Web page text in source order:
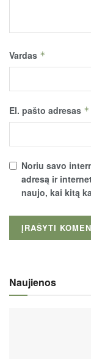
Vardas *
El. pašto adresas *
Noriu savo
adresą ir
naujo, kai kitą
Naujienos